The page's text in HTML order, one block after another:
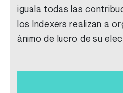
iguala todas las
los
Indexers realizan a
ánimo de lucro de su